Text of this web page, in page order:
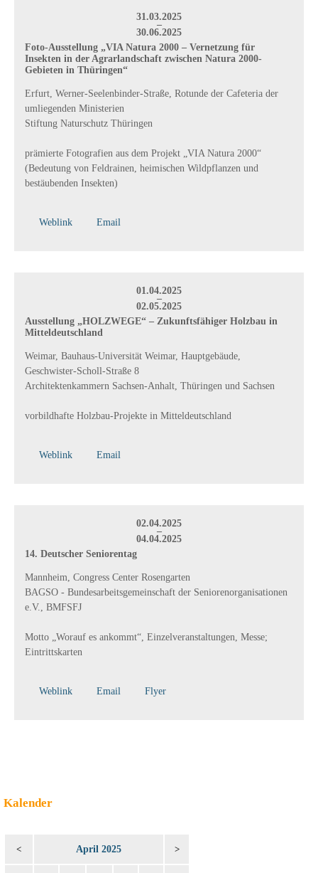
31.03.2025
–
30.06.2025
Foto-Ausstellung „VIA Natura 2000 – Vernetzung für
Insekten in der Agrarlandschaft zwischen Natura 2000-
Gebieten in Thüringen“
Erfurt, Werner-Seelenbinder-Straße, Rotunde der Cafeteria der
umliegenden Ministerien
Stiftung Naturschutz Thüringen
prämierte Fotografien aus dem Projekt „VIA Natura 2000“
(Bedeutung von Feldrainen, heimischen Wildpflanzen und
bestäubenden Insekten)
Weblink Email
01.04.2025
–
02.05.2025
Ausstellung „HOLZWEGE“ – Zukunftsfähiger Holzbau in
Mitteldeutschland
Weimar, Bauhaus-Universität Weimar, Hauptgebäude,
Geschwister-Scholl-Straße 8
Architektenkammern Sachsen-Anhalt, Thüringen und Sachsen
vorbildhafte Holzbau-Projekte in Mitteldeutschland
Weblink Email
02.04.2025
–
04.04.2025
14. Deutscher Seniorentag
Mannheim, Congress Center Rosengarten
BAGSO - Bundesarbeitsgemeinschaft der Seniorenorganisationen
e.V., BMFSFJ
Motto „Worauf es ankommt“, Einzelveranstaltungen, Messe;
Eintrittskarten
Weblink Email Flyer
Kalender
< April 2025 >